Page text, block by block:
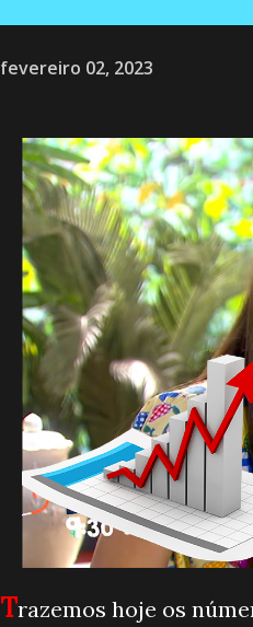
fevereiro 02, 2023
Trazemos hoje os